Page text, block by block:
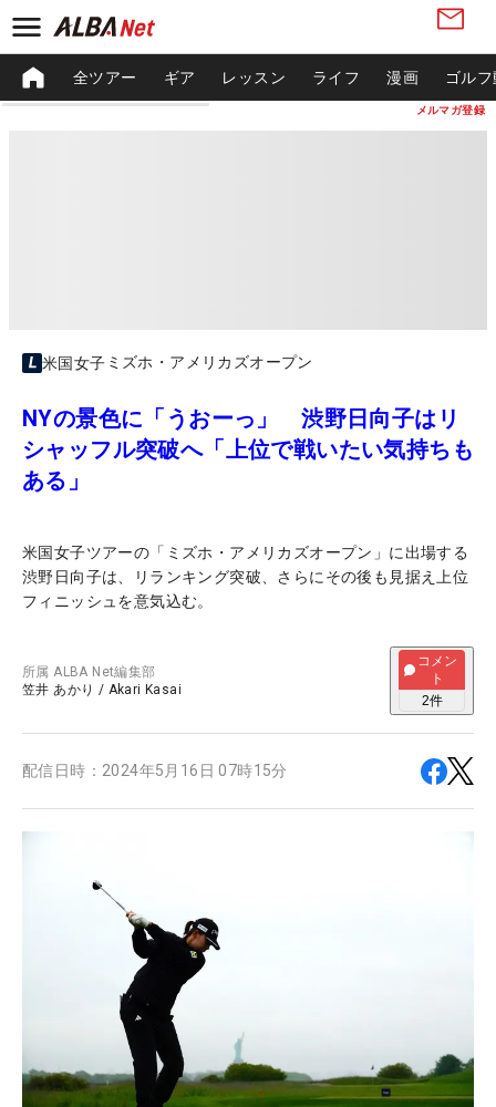
メルマガ登録
全ツアー ギア レッスン ライフ 漫画 ゴル
米国女子 ミズホ・アメリカズオープン
NYの景色に「うおーっ」 渋野日向子はリ
シャッフル突破へ「上位で戦いたい気持ちも
ある」
米国女子ツアーの「ミズホ・アメリカズオープン」に出場する
渋野日向子は、リランキング突破、さらにその後も見据え上位
フィニッシュを意気込む。
所属ALBA Net編集部
笠井 あかり / Akari Kasai
コメン
ト
2件
配信日時： 2024年5月16日 07時15分